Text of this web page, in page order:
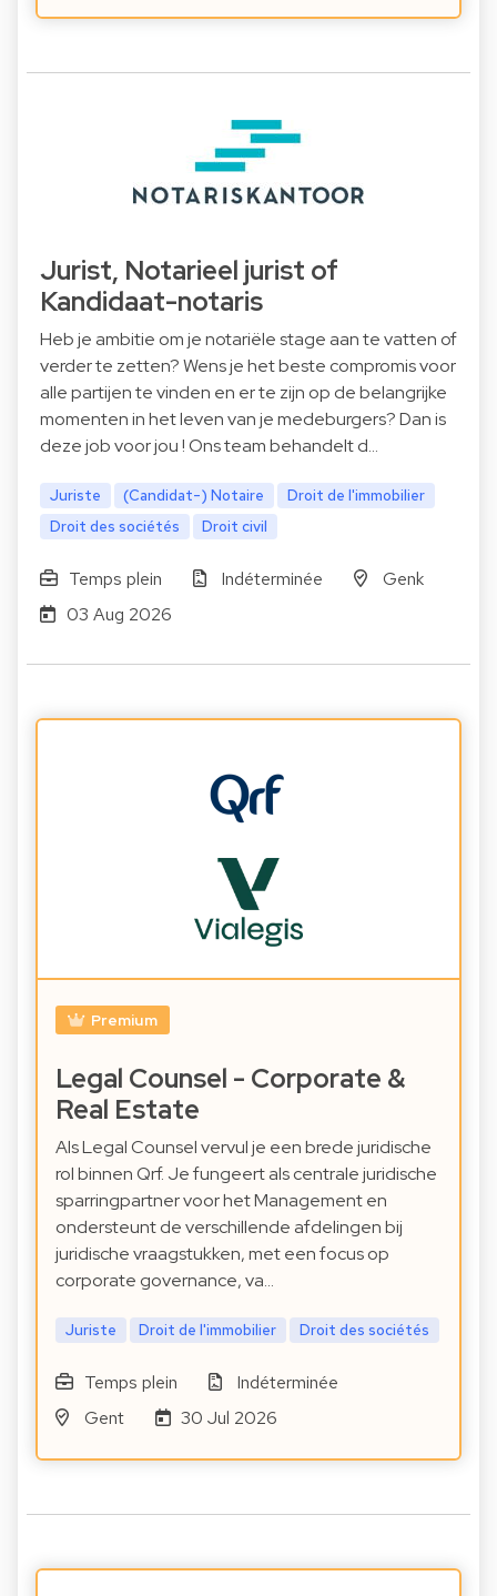
Jurist, Notarieel jurist of
Kandidaat-notaris
Heb je ambitie om je notariële stage aan te vatten of
verder te zetten? Wens je het beste compromis voor
alle partijen te vinden en er te zijn op de belangrijke
momenten in het leven van je medeburgers? Dan is
deze job voor jou ! Ons team behandelt d…
Juriste (Candidat-) Notaire
Droit de l'immobilier
Droit des sociétés
Droit civil
Temps plein Indéterminée
Genk
03 Aug 2026
Premium
Legal Counsel - Corporate &
Real Estate
Als Legal Counsel vervul je een brede juridische
rol binnen Qrf. Je fungeert als centrale juridische
sparringpartner voor het Management en
ondersteunt de verschillende afdelingen bij
juridische vraagstukken, met een focus op
corporate governance, va…
Juriste Droit de l'immobilier Droit des sociétés
Temps plein
Indéterminée
Gent
30 Jul 2026